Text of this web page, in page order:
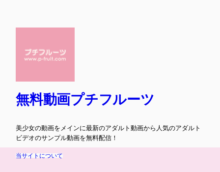
無料動画プチフルーツ
美少女の動画をメインに最新のアダルト動画から人気のアダルト
ビデオのサンプル動画を無料配信！
当サイトについて